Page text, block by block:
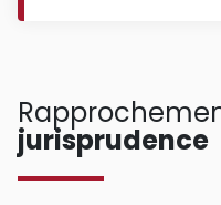
jurisprudence